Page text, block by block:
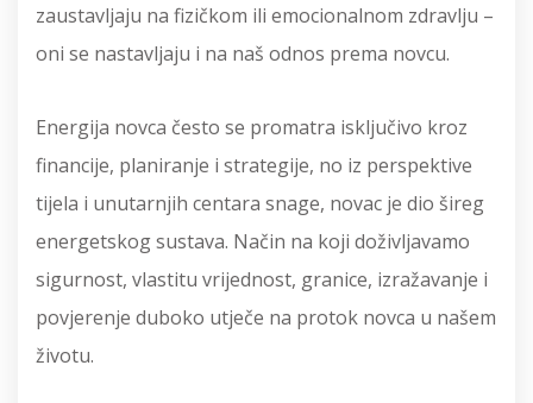
zaustavljaju na fizičkom ili emocionalnom zdravlju –
oni se nastavljaju i na naš odnos prema novcu.
Energija novca često se promatra isključivo kroz
financije, planiranje i strategije, no iz perspektive
tijela i unutarnjih centara snage, novac je dio šireg
energetskog sustava. Način na koji doživljavamo
sigurnost, vlastitu vrijednost, granice, izražavanje i
povjerenje duboko utječe na protok novca u našem
životu.